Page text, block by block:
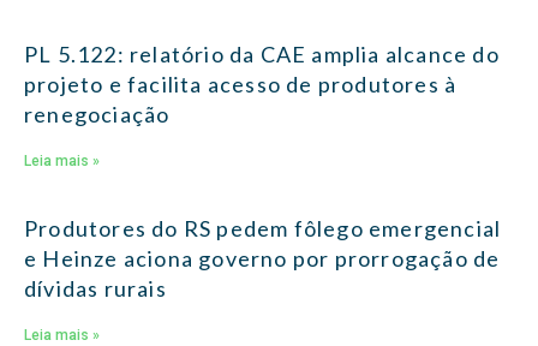
PL 5.122: relatório da CAE amplia alcance do
projeto e facilita acesso de produtores à
renegociação
Leia mais »
Produtores do RS pedem fôlego emergencial
e Heinze aciona governo por prorrogação de
dívidas rurais
Leia mais »